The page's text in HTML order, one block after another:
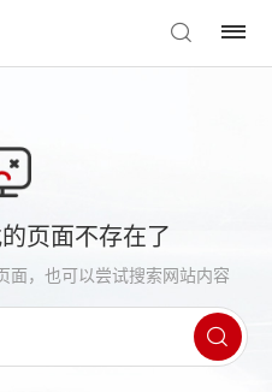
页面不存在了
面，也可以尝试搜索网站内容